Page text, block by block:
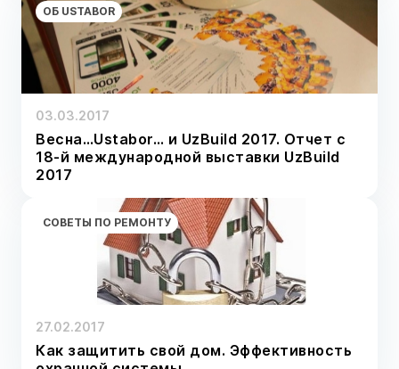
ОБ USTABOR
03.03.2017
Весна…Ustabor… и UzBuild 2017. Отчет с
18-й международной выставки UzBuild
2017
СОВЕТЫ ПО РЕМОНТУ
27.02.2017
Как защитить свой дом. Эффективность